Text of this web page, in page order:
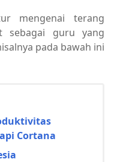
mengenai terang
sebagai guru yang
pada bawah ini
Cortana